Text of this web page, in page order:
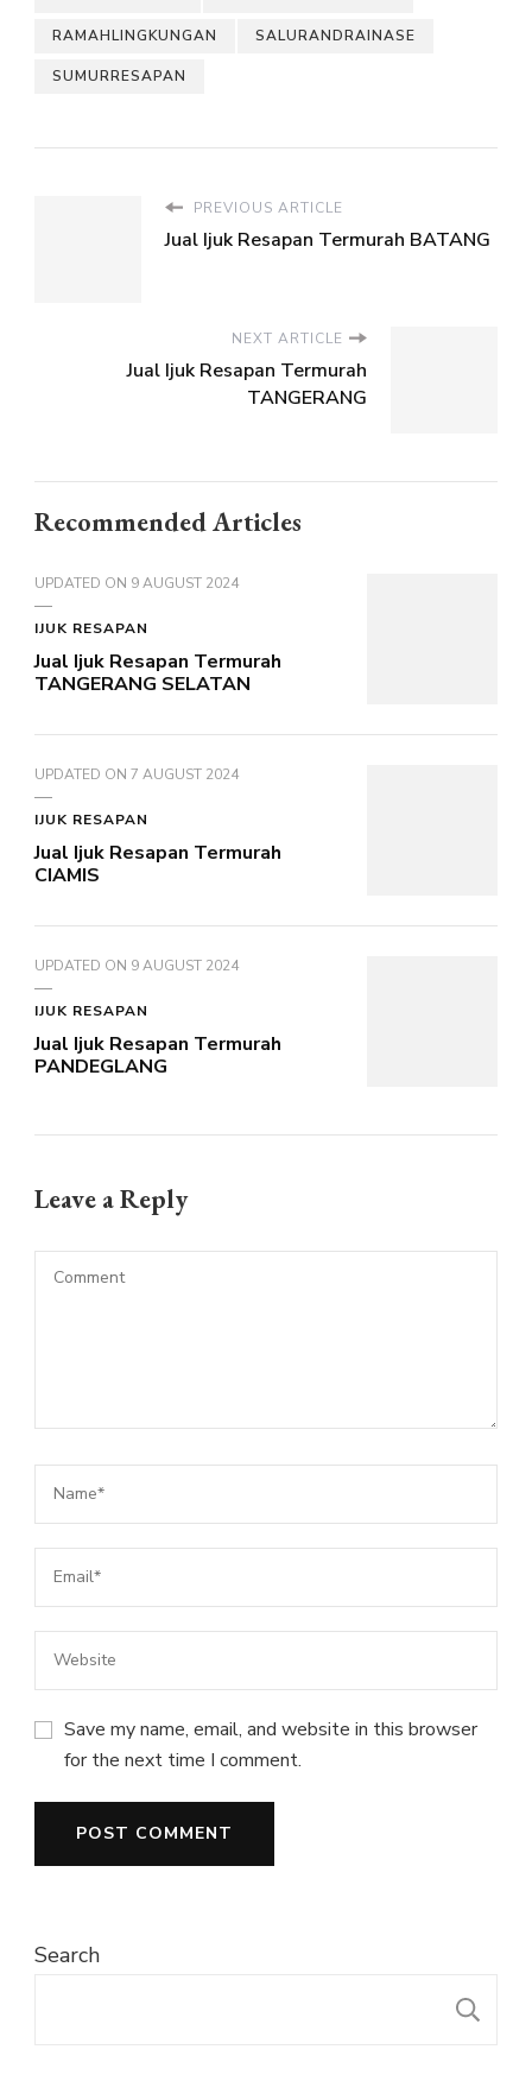
RAMAHLINGKUNGAN SALURANDRAINASE
SUMURRESAPAN
PREVIOUS ARTICLE
Jual Ijuk Resapan Termurah BATANG
NEXT ARTICLE
Jual Ijuk Resapan Termurah
TANGERANG
Recommended Articles
UPDATED ON 9 AUGUST 2024
IJUK RESAPAN
Jual Ijuk Resapan Termurah
TANGERANG SELATAN
UPDATED ON 7 AUGUST 2024
IJUK RESAPAN
Jual Ijuk Resapan Termurah
CIAMIS
UPDATED ON 9 AUGUST 2024
IJUK RESAPAN
Jual Ijuk Resapan Termurah
PANDEGLANG
Leave a Reply
Save my name, email, and website in this browser
for the next time I comment.
Search